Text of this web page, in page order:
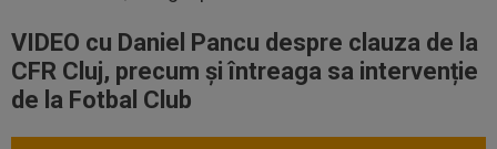
VIDEO cu Daniel Pancu despre clauza de la
CFR Cluj, precum și întreaga sa intervenție
de la Fotbal Club